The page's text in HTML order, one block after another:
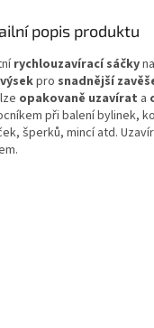
popis produktu
rychlouzavírací sáčky
pro snadnější
opakovaně uzavírat a
při balení bylinek,
šperků, mincí atd.